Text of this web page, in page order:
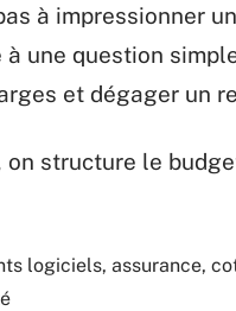
à impressionner
une question
et dégager un
on structure le
logiciels, assurance,